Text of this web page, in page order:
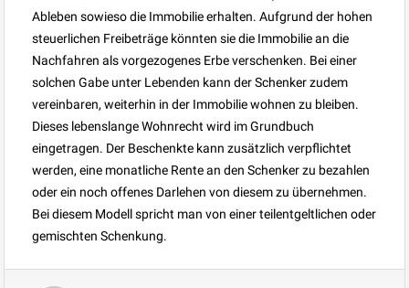
Ableben sowieso die Immobilie erhalten. Aufgrund der hohen
steuerlichen Freibeträge könnten sie die Immobilie an die
Nachfahren als vorgezogenes Erbe verschenken. Bei einer
solchen Gabe unter Lebenden kann der Schenker zudem
vereinbaren, weiterhin in der Immobilie wohnen zu bleiben.
Dieses lebenslange Wohnrecht wird im Grundbuch
eingetragen. Der Beschenkte kann zusätzlich verpflichtet
werden, eine monatliche Rente an den Schenker zu bezahlen
oder ein noch offenes Darlehen von diesem zu übernehmen.
Bei diesem Modell spricht man von einer teilentgeltlichen oder
gemischten Schenkung.